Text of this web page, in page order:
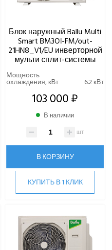
Блок наружный Ballu Multi
Smart BM3OI-FM/out-
21HN8_V1/EU инверторной
мульти сплит-системы
Мощность
охлаждения, кВт 6.2 кВт
103 000 ₽
В наличии
шт
В КОРЗИНУ
КУПИТЬ В 1 КЛИК